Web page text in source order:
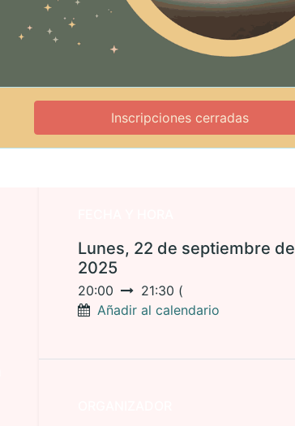
Inscripciones cerradas
Lunes, 22 de septiembre de
2025
20:00 21:30 (
Añadir al calendario